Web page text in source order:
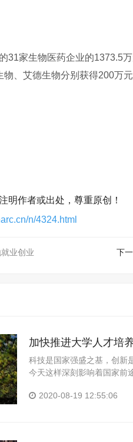
31家生物医药企业的1373.5
、艾德生物分别获得200万元
明作者或出处，尊重原创！
n/4324.html
业创业 下一
加快推进大学人才培
科技是国家强盛之基，创新
今天这样深刻影响着国家前
地、人才...
2020-08-19 12:55:06